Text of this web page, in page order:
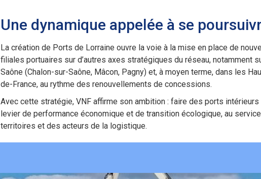
Une dynamique appelée à se
La création de Ports de Lorraine ouvre la voie à la mise en place de
filiales portuaires sur d’autres axes stratégiques du réseau, notamment
Saône (Chalon-sur-Saône, Mâcon, Pagny) et, à moyen terme, dans les
de-France, au rythme des renouvellements de concessions.
Avec cette stratégie, VNF affirme son ambition : faire des ports intérieurs
levier de performance économique et de transition écologique, au
territoires et des acteurs de la logistique.